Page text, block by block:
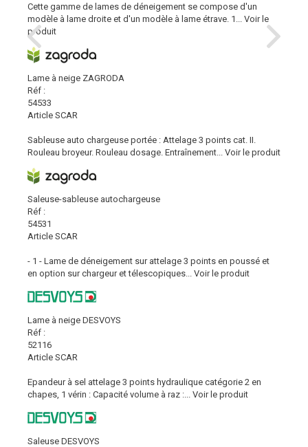
Cette gamme de lames de déneigement se compose d'un
modèle à lame droite et d'un modèle à lame étrave. 1...
Voir le
produit
Lame à neige ZAGRODA
Réf :
54533
Article SCAR
Sableuse auto chargeuse portée : Attelage 3 points cat. II.
Rouleau broyeur. Rouleau dosage. Entraînement...
Voir le produit
Saleuse-sableuse autochargeuse
Réf :
54531
Article SCAR
- 1 - Lame de déneigement sur attelage 3 points en poussé et
en option sur chargeur et télescopiques...
Voir le produit
Lame à neige DESVOYS
Réf :
52116
Article SCAR
Epandeur à sel attelage 3 points hydraulique catégorie 2 en
chapes, 1 vérin : Capacité volume à raz :...
Voir le produit
Saleuse DESVOYS